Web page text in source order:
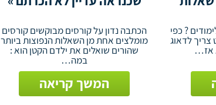
? כפי
לדאוג
אז…
הכתבה נדון על קורסים מבוקשים קורסים
מומלצים אחת מן השאלות הנפוצות ביותר
שהורים שואלים את ילדם הקטן הוא :
במה…
המשך קריאה